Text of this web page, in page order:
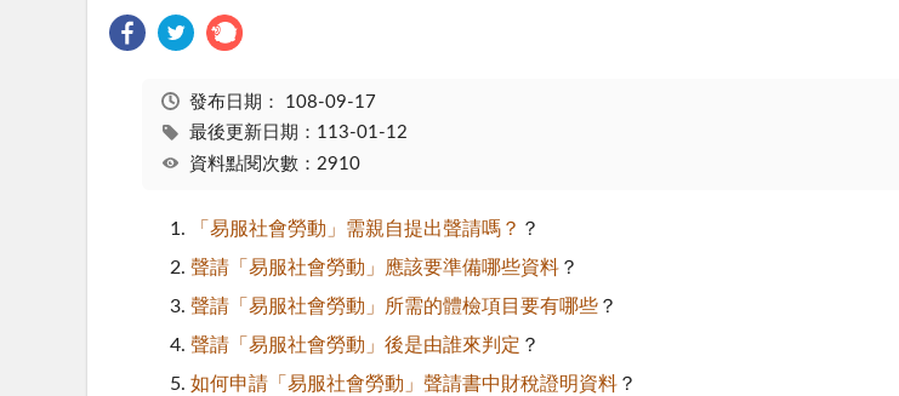
發布日期： 108-09-17
最後更新日期：113-01-12
資料點閱次數：2910
「易服社會勞動」需親自提出聲請嗎？ ？
聲請「易服社會勞動」應該要準備哪些資料 ？
聲請「易服社會勞動」所需的體檢項目要有哪些 ？
聲請「易服社會勞動」後是由誰來判定 ？
如何申請「易服社會勞動」聲請書中財稅證明資料 ？